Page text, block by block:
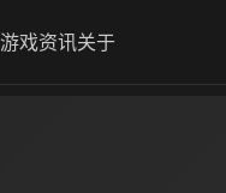
游戏资讯关于